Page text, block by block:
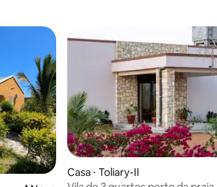
Casa ⋅ Toliary-II